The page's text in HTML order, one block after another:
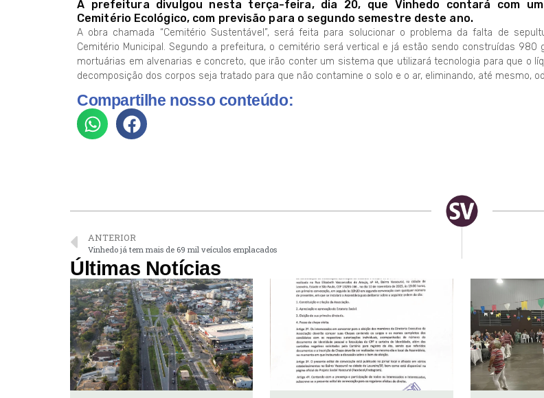
A prefeitura divulgou nesta terça-feira, dia 20, que Vinhedo contará com
Cemitério Ecológico, com previsão para o segundo semestre deste ano.
A obra chamada “Cemitério Sustentável”, será feita para solucionar o problema da falta de
Cemitério Municipal. Segundo a prefeitura, o cemitério será vertical e já estão sendo construídas 980
mortuárias em alvenarias e concreto, que irão conter um sistema que utilizará tecnologia para que o
decomposição dos corpos seja tratado para que não contamine o solo e o ar, eliminando, até mesmo,
Compartilhe nosso conteúdo:
ANTERIOR
Vinhedo já tem mais de 69 mil veículos emplacados
Últimas Notícias